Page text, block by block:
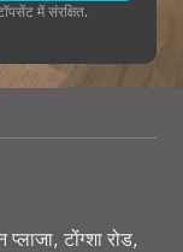
में संरक्षित.
टोंग्शा रोड,